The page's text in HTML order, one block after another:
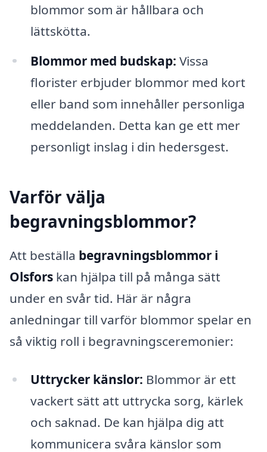
blommor som är hållbara och
lättskötta.
Blommor med budskap: Vissa
florister erbjuder blommor med kort
eller band som innehåller personliga
meddelanden. Detta kan ge ett mer
personligt inslag i din hedersgest.
Varför välja
begravningsblommor?
Att beställa begravningsblommor i
Olsfors kan hjälpa till på många sätt
under en svår tid. Här är några
anledningar till varför blommor spelar en
så viktig roll i begravningsceremonier:
Uttrycker känslor: Blommor är ett
vackert sätt att uttrycka sorg, kärlek
och saknad. De kan hjälpa dig att
kommunicera svåra känslor som